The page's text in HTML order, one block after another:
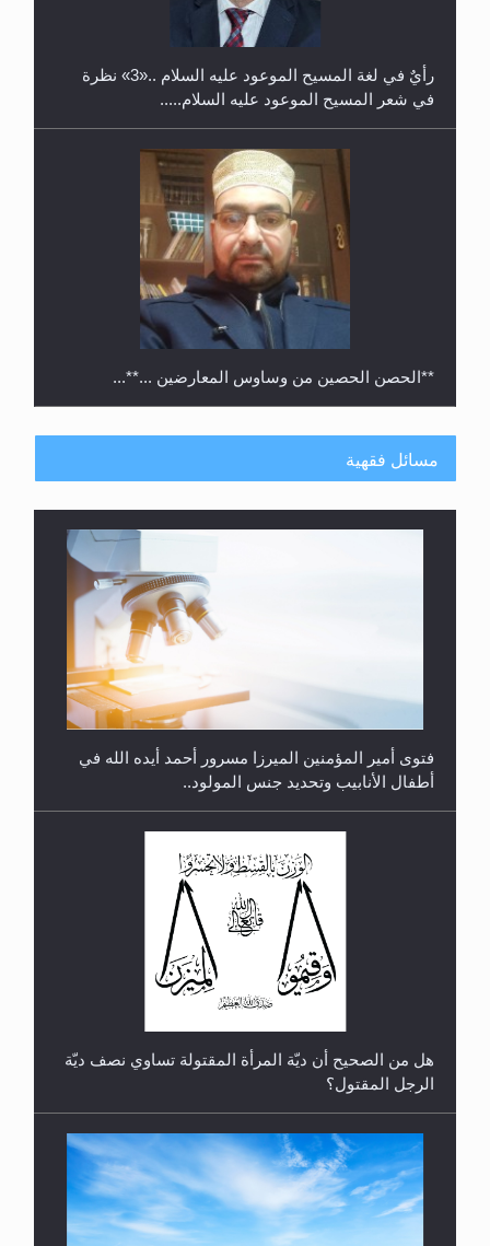
رأيٌ في لغة المسيح الموعود عليه السلام ..«3» نظرة
في شعر المسيح الموعود عليه السلام.....
**الحصن الحصين من وساوس المعارضين ...**...
رأيٌ في لغة المسيح الموعود عليه السلام.. 4...
مسائل فقهية
فتوى أمير المؤمنين الميرزا مسرور أحمد أيده الله في
أطفال الأنابيب وتحديد جنس المولود..
هل من الصحيح أن ديّة المرأة المقتولة تساوي نصف ديّة
الرجل المقتول؟